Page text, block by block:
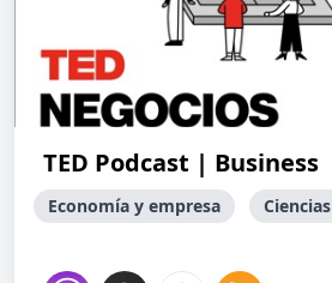
TED Podcast | Business
Economía y empresa Ciencias